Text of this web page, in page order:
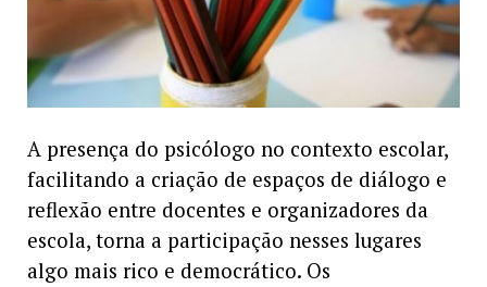
A presença do psicólogo no contexto escolar,
facilitando a criação de espaços de diálogo e
reflexão entre docentes e organizadores da
escola, torna a participação nesses lugares
algo mais rico e democrático. Os